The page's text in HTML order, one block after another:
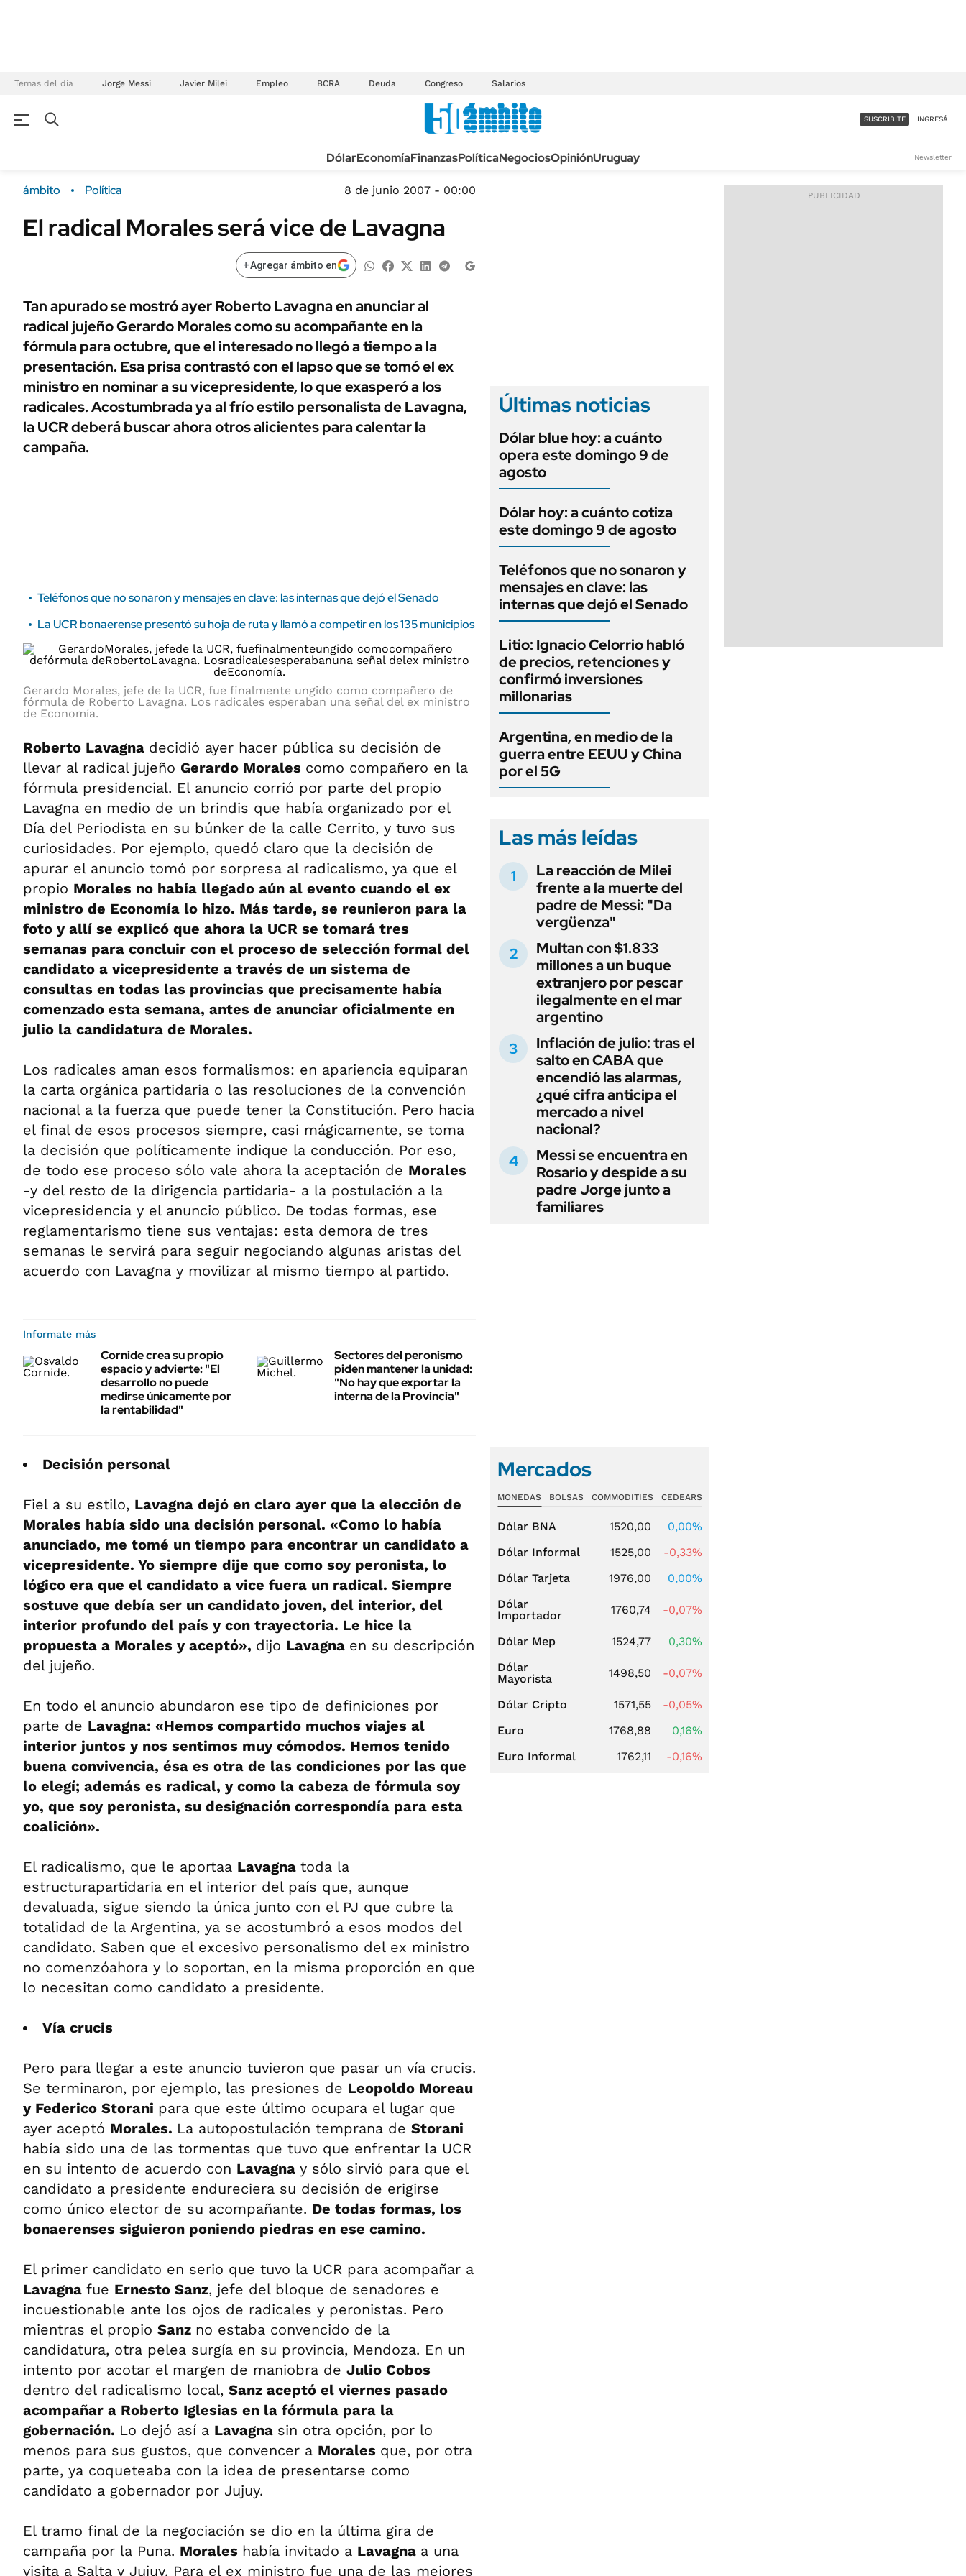
Temas del día Jorge Messi Javier Milei Empleo BCRA Deuda Congreso Salarios
Campo
Mercados
ÁMBITO DEBATE
MEDIAKIT AMBITO DEBATE
Sustentabilidad
ENERGY REPORT
Nacional
Municipios
URUGUAY
TECNOLOGÍA
MÉXICO
MUNDO
INFORMACIÓN GENERAL
DEPORTES
LIFESTYLE
AUTOS
ACCESO FULL - $1.800/MES
SUSCRIBITE INGRESÁ
DólarEconomíaFinanzasPolíticaNegociosOpiniónUruguay Newsletter
ámbito Política 8 de junio 2007 - 00:00
El radical Morales será vice de Lavagna
+Agregar ámbito en
Tan apurado se mostró ayer Roberto Lavagna en anunciar al
radical jujeño Gerardo Morales como su acompañante en la
fórmula para octubre, que el interesado no llegó a tiempo a la
presentación. Esa prisa contrastó con el lapso que se tomó el ex
ministro en nominar a su vicepresidente, lo que exasperó a los
radicales. Acostumbrada ya al frío estilo personalista de Lavagna,
la UCR deberá buscar ahora otros alicientes para calentar la
campaña.
Teléfonos que no sonaron y mensajes en clave: las internas que dejó el Senado
La UCR bonaerense presentó su hoja de ruta y llamó a competir en los 135 municipios
Gerardo Morales, jefe de la UCR, fue finalmente ungido como compañero de
fórmula de Roberto Lavagna. Los radicales esperaban una señal del ex ministro
de Economía.
Roberto Lavagna decidió ayer hacer pública su decisión de
llevar al radical jujeño Gerardo Morales como compañero en la
fórmula presidencial. El anuncio corrió por parte del propio
Lavagna en medio de un brindis que había organizado por el
Día del Periodista en su búnker de la calle Cerrito, y tuvo sus
curiosidades. Por ejemplo, quedó claro que la decisión de
apurar el anuncio tomó por sorpresa al radicalismo, ya que el
propio Morales no había llegado aún al evento cuando el ex
ministro de Economía lo hizo. Más tarde, se reunieron para la
foto y allí se explicó que ahora la UCR se tomará tres
semanas para concluir con el proceso de selección formal del
candidato a vicepresidente a través de un sistema de
consultas en todas las provincias que precisamente había
comenzado esta semana, antes de anunciar oficialmente en
julio la candidatura de Morales.
Los radicales aman esos formalismos: en apariencia equiparan
la carta orgánica partidaria o las resoluciones de la convención
nacional a la fuerza que puede tener la Constitución. Pero hacia
el final de esos procesos siempre, casi mágicamente, se toma
la decisión que políticamente indique la conducción. Por eso,
de todo ese proceso sólo vale ahora la aceptación de Morales
-y del resto de la dirigencia partidaria- a la postulación a la
vicepresidencia y el anuncio público. De todas formas, ese
reglamentarismo tiene sus ventajas: esta demora de tres
semanas le servirá para seguir negociando algunas aristas del
acuerdo con Lavagna y movilizar al mismo tiempo al partido.
Informate más
Cornide crea su propio
espacio y advierte: "El
desarrollo no puede
medirse únicamente por
la rentabilidad"
Sectores del peronismo
piden mantener la unidad:
"No hay que exportar la
interna de la Provincia"
Decisión personal
Fiel a su estilo, Lavagna dejó en claro ayer que la elección de
Morales había sido una decisión personal. «Como lo había
anunciado, me tomé un tiempo para encontrar un candidato a
vicepresidente. Yo siempre dije que como soy peronista, lo
lógico era que el candidato a vice fuera un radical. Siempre
sostuve que debía ser un candidato joven, del interior, del
interior profundo del país y con trayectoria. Le hice la
propuesta a Morales y aceptó», dijo Lavagna en su descripción
del jujeño.
En todo el anuncio abundaron ese tipo de definiciones por
parte de Lavagna: «Hemos compartido muchos viajes al
interior juntos y nos sentimos muy cómodos. Hemos tenido
buena convivencia, ésa es otra de las condiciones por las que
lo elegí; además es radical, y como la cabeza de fórmula soy
yo, que soy peronista, su designación correspondía para esta
coalición».
El radicalismo, que le aportaa Lavagna toda la
estructurapartidaria en el interior del país que, aunque
devaluada, sigue siendo la única junto con el PJ que cubre la
totalidad de la Argentina, ya se acostumbró a esos modos del
candidato. Saben que el excesivo personalismo del ex ministro
no comenzóahora y lo soportan, en la misma proporción en que
lo necesitan como candidato a presidente.
Vía crucis
Pero para llegar a este anuncio tuvieron que pasar un vía crucis.
Se terminaron, por ejemplo, las presiones de Leopoldo Moreau
y Federico Storani para que este último ocupara el lugar que
ayer aceptó Morales. La autopostulación temprana de Storani
había sido una de las tormentas que tuvo que enfrentar la UCR
en su intento de acuerdo con Lavagna y sólo sirvió para que el
candidato a presidente endureciera su decisión de erigirse
como único elector de su acompañante. De todas formas, los
bonaerenses siguieron poniendo piedras en ese camino.
El primer candidato en serio que tuvo la UCR para acompañar a
Lavagna fue Ernesto Sanz, jefe del bloque de senadores e
incuestionable ante los ojos de radicales y peronistas. Pero
mientras el propio Sanz no estaba convencido de la
candidatura, otra pelea surgía en su provincia, Mendoza. En un
intento por acotar el margen de maniobra de Julio Cobos
dentro del radicalismo local, Sanz aceptó el viernes pasado
acompañar a Roberto Iglesias en la fórmula para la
gobernación. Lo dejó así a Lavagna sin otra opción, por lo
menos para sus gustos, que convencer a Morales que, por otra
parte, ya coqueteaba con la idea de presentarse como
candidato a gobernador por Jujuy.
El tramo final de la negociación se dio en la última gira de
campaña por la Puna. Morales había invitado a Lavagna a una
visita a Salta y Jujuy. Para el ex ministro fue una de las mejores
Últimas noticias
Dólar blue hoy: a cuánto
opera este domingo 9 de
agosto
Dólar hoy: a cuánto cotiza
este domingo 9 de agosto
Teléfonos que no sonaron y
mensajes en clave: las
internas que dejó el Senado
Litio: Ignacio Celorrio habló
de precios, retenciones y
confirmó inversiones
millonarias
Argentina, en medio de la
guerra entre EEUU y China
por el 5G
Las más leídas
La reacción de Milei
frente a la muerte del
padre de Messi: "Da
vergüenza"
Multan con $1.833
millones a un buque
extranjero por pescar
ilegalmente en el mar
argentino
Inflación de julio: tras el
salto en CABA que
encendió las alarmas,
¿qué cifra anticipa el
mercado a nivel
nacional?
Messi se encuentra en
Rosario y despide a su
padre Jorge junto a
familiares
Mercados
MONEDAS BOLSAS COMMODITIES CEDEARS
Dólar BNA 1520,00
0,00%
Dólar Informal
1525,00
-0,33%
Dólar Tarjeta
1976,00
0,00%
Dólar
Importador
1760,74 -0,07%
Dólar Mep 1524,77
0,30%
Dólar
Mayorista
1498,50 -0,07%
Dólar Cripto 1571,55
-0,05%
Euro
1768,88
0,16%
Euro Informal
1762,11 -0,16%